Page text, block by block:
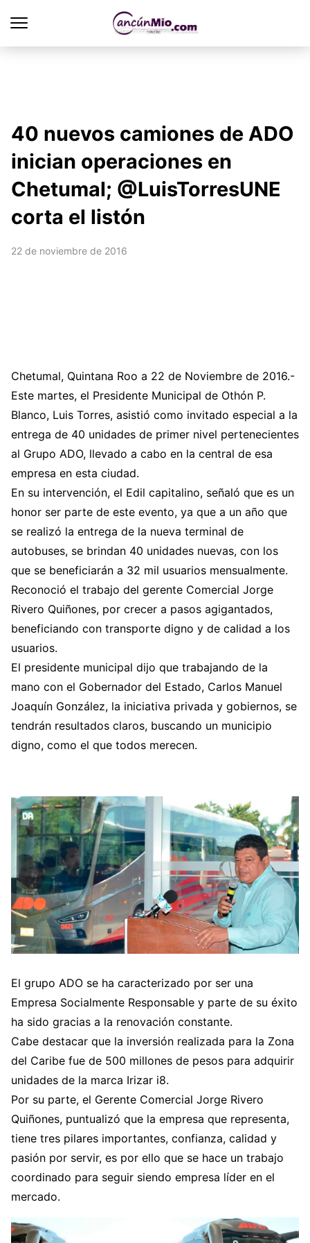
40 nuevos camiones de ADO
inician operaciones en
Chetumal; @LuisTorresUNE
corta el listón
22 de noviembre de 2016
Chetumal, Quintana Roo a 22 de Noviembre de 2016.-
Este martes, el Presidente Municipal de Othón P.
Blanco, Luis Torres, asistió como invitado especial a la
entrega de 40 unidades de primer nivel pertenecientes
al Grupo ADO, llevado a cabo en la central de esa
empresa en esta ciudad.
En su intervención, el Edil capitalino, señaló que es un
honor ser parte de este evento, ya que a un año que
se realizó la entrega de la nueva terminal de
autobuses, se brindan 40 unidades nuevas, con los
que se beneficiarán a 32 mil usuarios mensualmente.
Reconoció el trabajo del gerente Comercial Jorge
Rivero Quiñones, por crecer a pasos agigantados,
beneficiando con transporte digno y de calidad a los
usuarios.
El presidente municipal dijo que trabajando de la
mano con el Gobernador del Estado, Carlos Manuel
Joaquín González, la iniciativa privada y gobiernos, se
tendrán resultados claros, buscando un municipio
digno, como el que todos merecen.
El grupo ADO se ha caracterizado por ser una
Empresa Socialmente Responsable y parte de su éxito
ha sido gracias a la renovación constante.
Cabe destacar que la inversión realizada para la Zona
del Caribe fue de 500 millones de pesos para adquirir
unidades de la marca Irizar i8.
Por su parte, el Gerente Comercial Jorge Rivero
Quiñones, puntualizó que la empresa que representa,
tiene tres pilares importantes, confianza, calidad y
pasión por servir, es por ello que se hace un trabajo
coordinado para seguir siendo empresa líder en el
mercado.